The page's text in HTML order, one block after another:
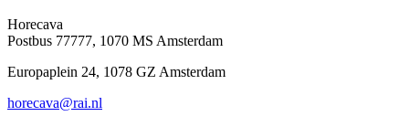
Horecava
Postbus 77777, 1070 MS Amsterdam
Europaplein 24, 1078 GZ Amsterdam
horecava@rai.nl